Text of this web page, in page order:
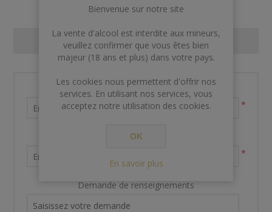
CONTACT US
Nom et prénom
*
Votre adresse email
*
Demande de renseignements
Bienvenue sur notre site
La vente d'alcool est interdite aux mineurs,
veuillez confirmer que vous êtes bien
majeur (18 ans et plus) dans votre pays.
Les cookies nous permettent d'offrir nos
services. En utilisant nos services, vous
acceptez notre utilisation des cookies.
OK
En savoir plus